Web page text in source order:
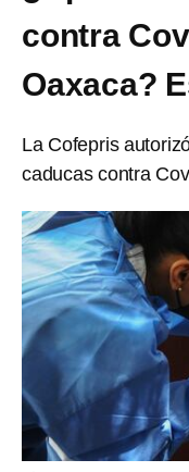
contra
Oaxaca?
La Cofepris
caducas contra